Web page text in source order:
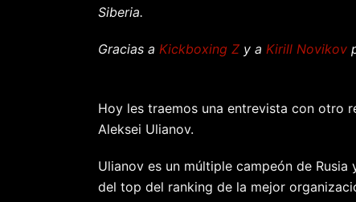
Siberia.
Gracias a Kickboxing Z y a Kirill Novikov
Hoy les traemos una entrevista con otro
Aleksei Ulianov.
Ulianov es un múltiple campeón de
del top del ranking de la mejor